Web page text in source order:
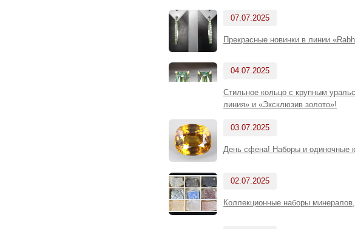
07.07.2025
Прекрасные новинки в линии
04.07.2025
Стильное кольцо с крупным
линия» и «Эксклюзив золото»!
03.07.2025
День сфена! Наборы и одиночные
02.07.2025
Коллекционные наборы